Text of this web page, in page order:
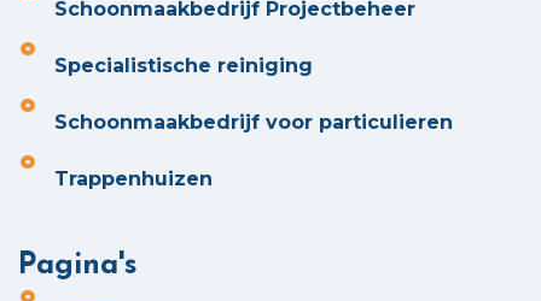
Schoonmaakbedrijf Projectbeheer
Specialistische reiniging
Schoonmaakbedrijf voor particulieren
Trappenhuizen
Pagina's